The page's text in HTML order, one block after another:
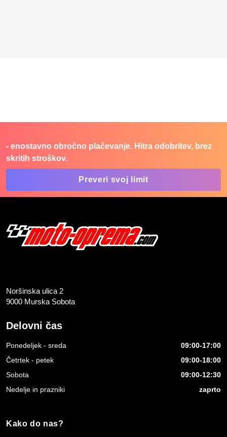
- enostavno obročno plačevanje. Hitra odobritev, brez
skritih stroškov.
Preveri svoj limit
Noršinska ulica 2
9000 Murska Sobota
Delovni čas
Ponedeljek - sreda
09:00-17:00
Četrtek - petek
09:00-18:00
Sobota
09:00-12:30
Nedelje in prazniki
zaprto
Kako do nas?